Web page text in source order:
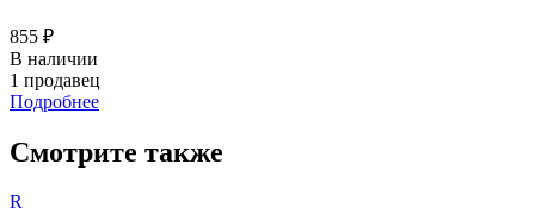
855 ₽
В наличии
1 продавец
Подробнее
Смотрите также
R